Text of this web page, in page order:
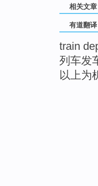
相关文章
有道翻译
train
列车发
以上为